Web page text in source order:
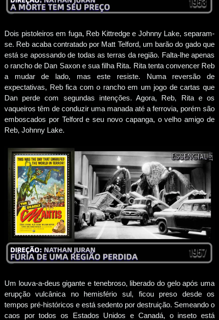
Dois pistoleiros em fuga, Reb Kittredge e Johnny Lake, separam-
se. Reb acaba contratado por Matt Telford, um barão do gado que
está se apossando de todas as terras da região. Falta-lhe apenas
o rancho de Dan Saxon e sua filha Rita. Rita tenta convencer Reb
a mudar de lado, mas este resiste. Numa reversão de
expectativas, Reb fica com o rancho em um jogo de cartas que
Dan perde com segundas intenções. Agora, Reb, Rita e os
vaqueiros têm de conduzir uma manada até a ferrovia, porém são
emboscados por Telford e seu novo capanga, o velho amigo de
Reb, Johnny Lake.
Um louva-a-deus gigante e tenebroso, liberado do gelo após uma
erupção vulcânica no hemisfério sul, ficou preso desde os
tempos pré-históricos e está sedento por destruição. Semeando o
caos por todos os Estados Unidos e Canadá, o inseto está